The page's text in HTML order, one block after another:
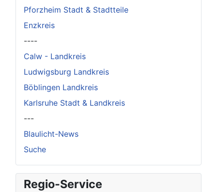
Pforzheim Stadt & Stadtteile
Enzkreis
----
Calw - Landkreis
Ludwigsburg Landkreis
Böblingen Landkreis
Karlsruhe Stadt & Landkreis
---
Blaulicht-News
Suche
Regio-Service